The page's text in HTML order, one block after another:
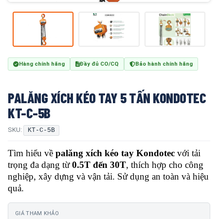
Hàng chính hãng Đầy đủ CO/CQ Bảo hành chính hãng
PALĂNG XÍCH KÉO TAY 5 TẤN KONDOTEC
KT-C-5B
SKU: KT-C-5B
Tìm hiểu về palăng xích kéo tay Kondotec với tải
trọng đa dạng từ0.5T đến 30T, thích hợp cho công
nghiệp, xây dựng và vận tải. Sử dụng an toàn và hiệu
quả.
GIÁ THAM KHẢO